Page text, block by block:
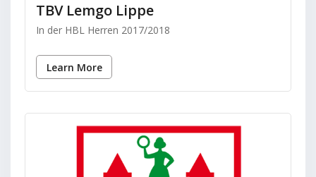
TBV Lemgo Lippe
In der HBL Herren 2017/2018
Learn More